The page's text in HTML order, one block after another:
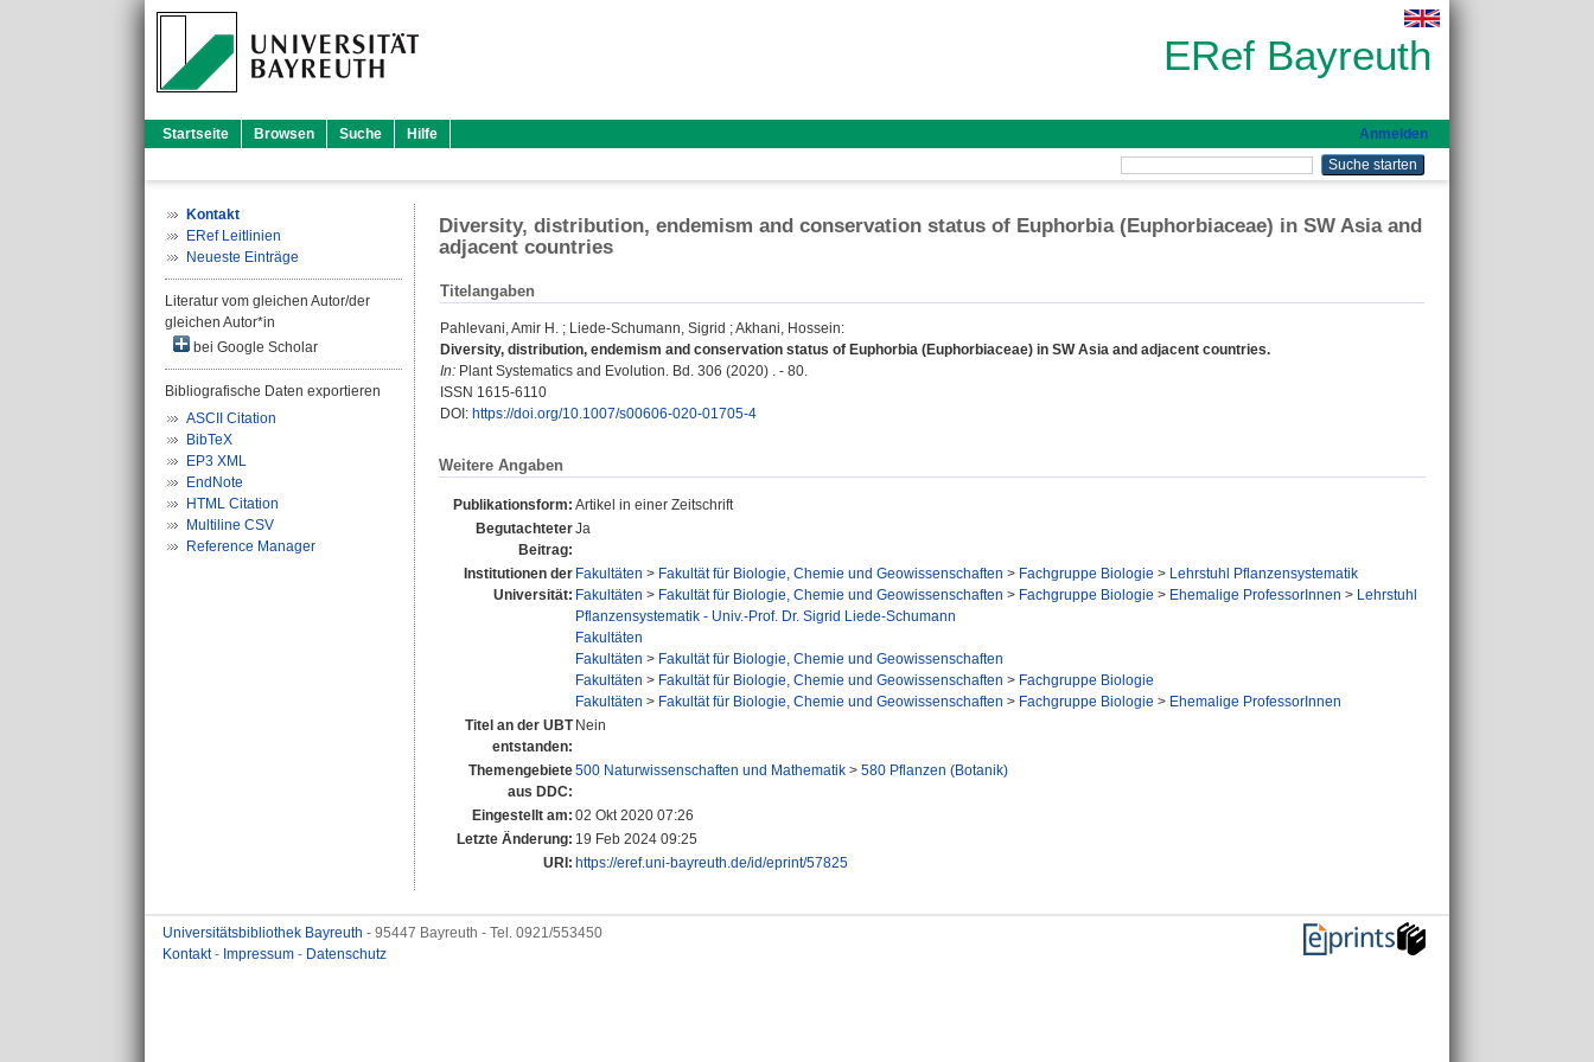
ERef Bayreuth
Startseite Browsen Suche Hilfe Anmelden
Kontakt
ERef Leitlinien
Neueste Einträge
Literatur vom gleichen Autor/der
gleichen Autor*in
bei Google Scholar
Bibliografische Daten exportieren
ASCII Citation
BibTeX
EP3 XML
EndNote
HTML Citation
Multiline CSV
Reference Manager
Diversity, distribution, endemism and conservation status of Euphorbia (Euphorbiaceae) in SW Asia and
adjacent countries
Titelangaben
Pahlevani, Amir H. ; Liede-Schumann, Sigrid ;Akhani, Hossein:
Diversity, distribution, endemism and conservation status of Euphorbia (Euphorbiaceae) in SW Asia and adjacent countries.
In: Plant Systematics and Evolution. Bd. 306 (2020) . - 80.
ISSN 1615-6110
DOI: https://doi.org/10.1007/s00606-020-01705-4
Weitere Angaben
Publikationsform: Artikel in einer Zeitschrift
Begutachteter
Beitrag:
Ja
Institutionen der
Universität:
Fakultäten > Fakultät für Biologie, Chemie und Geowissenschaften > Fachgruppe Biologie > Lehrstuhl Pflanzensystematik
Fakultäten > Fakultät für Biologie, Chemie und Geowissenschaften > Fachgruppe Biologie > Ehemalige ProfessorInnen > Lehrstuhl
Pflanzensystematik - Univ.-Prof. Dr. Sigrid Liede-Schumann
Fakultäten
Fakultäten > Fakultät für Biologie, Chemie und Geowissenschaften
Fakultäten > Fakultät für Biologie, Chemie und Geowissenschaften > Fachgruppe Biologie
Fakultäten > Fakultät für Biologie, Chemie und Geowissenschaften > Fachgruppe Biologie > Ehemalige ProfessorInnen
Titel an der UBT
entstanden:
Nein
Themengebiete
aus DDC:
500 Naturwissenschaften und Mathematik > 580 Pflanzen (Botanik)
Eingestellt am: 02 Okt 2020 07:26
Letzte Änderung: 19 Feb 2024 09:25
URI: https://eref.uni-bayreuth.de/id/eprint/57825
Universitätsbibliothek Bayreuth - 95447 Bayreuth - Tel. 0921/553450
Kontakt- Impressum - Datenschutz